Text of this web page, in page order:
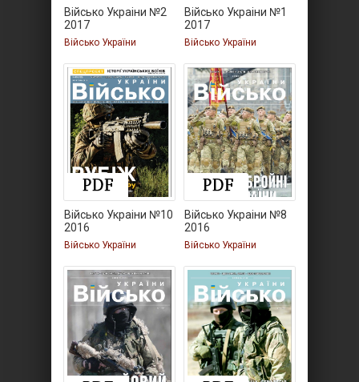
Військо Украiни №2
2017
Військо України
Військо Украiни №1
2017
Військо України
Військо Украiни №10
2016
Військо України
Військо Украiни №8
2016
Військо України